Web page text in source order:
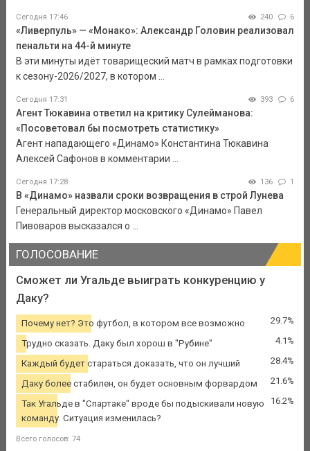
Сегодня 17:46 240 6
«Ливерпуль» — «Монако»: Александр Головин реализовал
пенальти на 44-й минуте
В эти минуты идёт товарищеский матч в рамках подготовки
к сезону-2026/2027, в котором ...
Сегодня 17:31 393 6
Агент Тюкавина ответил на критику Сулейманова:
«Посоветовал бы посмотреть статистику»
Агент нападающего «Динамо» Константина Тюкавина
Алексей Сафонов в комментарии ...
Сегодня 17:28 136 1
В «Динамо» назвали сроки возвращения в строй Лунева
Генеральный директор московского «Динамо» Павел
Пивоваров высказался о ...
ГОЛОСОВАНИЕ
Сможет ли Угальде выиграть конкуренцию у
Даку?
Почему нет? Это футбол, в котором все возможно 29.7%
Трудно сказать. Даку был хорош в "Рубине" 4.1%
Каждый будет стараться доказать, что он лучший 28.4%
Даку более стабилен, он будет основным форвардом 21.6%
Так Угальде в "Спартаке" вроде бы подыскивали новую
команду. Ситуация изменилась?
16.2%
Всего голосов: 74